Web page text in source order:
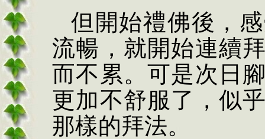
但開始禮佛後，
流暢，就開始連續
而不累。可是次日
更加不舒服了，似
那樣的拜法。